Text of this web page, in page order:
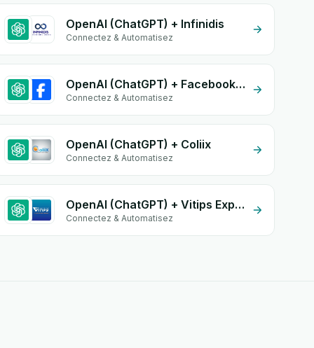
OpenAI (ChatGPT) + Infinidis
Connectez & Automatisez
OpenAI (ChatGPT) + Facebook Commerce
Connectez & Automatisez
OpenAI (ChatGPT) + Coliix
Connectez & Automatisez
OpenAI (ChatGPT) + Vitips Express
Connectez & Automatisez